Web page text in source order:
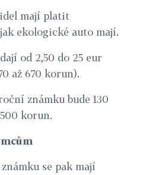
mají platit
ekologické auto mají.
od 2,50 do 25 eur
až 670 korun).
známku bude 130
korun.
se pak mají